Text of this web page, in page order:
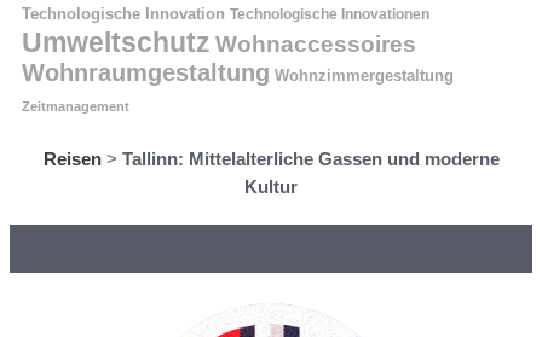
Technologische Innovation Technologische Innovationen
Umweltschutz Wohnaccessoires
Wohnraumgestaltung Wohnzimmergestaltung
Zeitmanagement
Reisen> Tallinn: Mittelalterliche Gassen und moderne
Kultur